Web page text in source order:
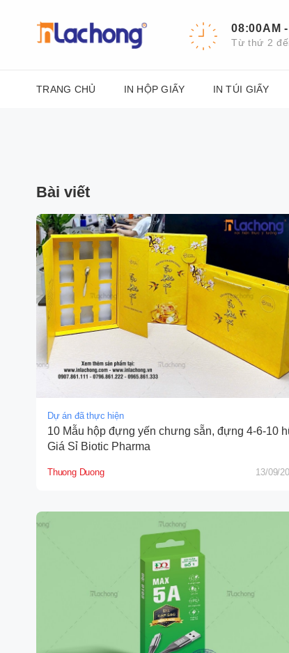
08:00AM
Từ thứ 2
TRANG CHỦ IN HỘP GIẤY IN TÚI GIẤY
Bài viết
Dự án đã thực hiện
10 Mẫu hộp đựng yến chưng sẵn, đựng 4-6-10
Giá Sỉ Biotic Pharma
Thuong Duong 13/09/